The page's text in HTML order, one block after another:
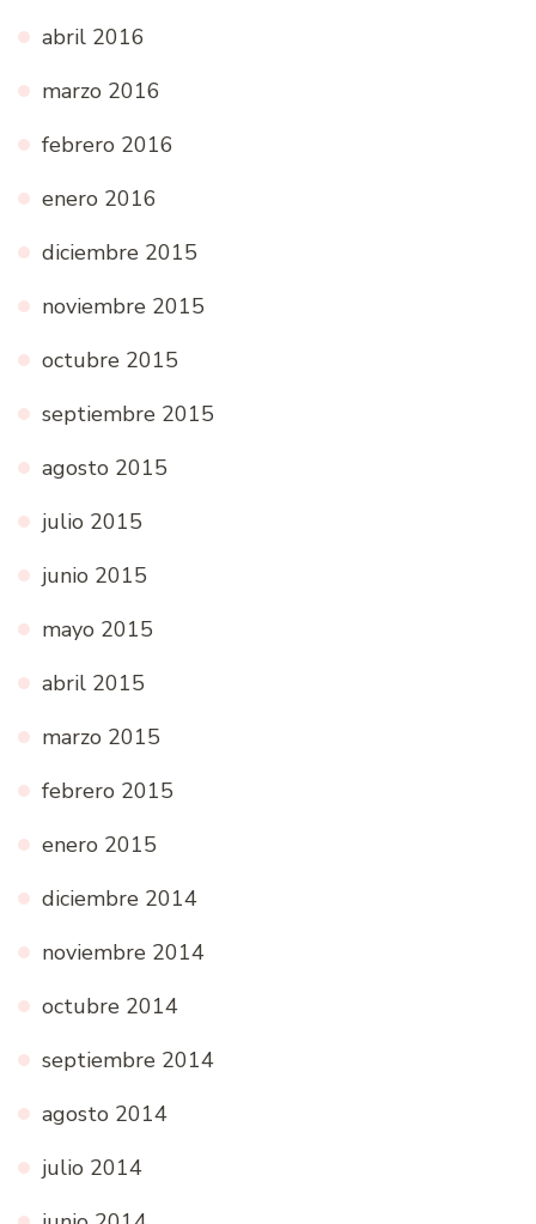
abril 2016
marzo 2016
febrero 2016
enero 2016
diciembre 2015
noviembre 2015
octubre 2015
septiembre 2015
agosto 2015
julio 2015
junio 2015
mayo 2015
abril 2015
marzo 2015
febrero 2015
enero 2015
diciembre 2014
noviembre 2014
octubre 2014
septiembre 2014
agosto 2014
julio 2014